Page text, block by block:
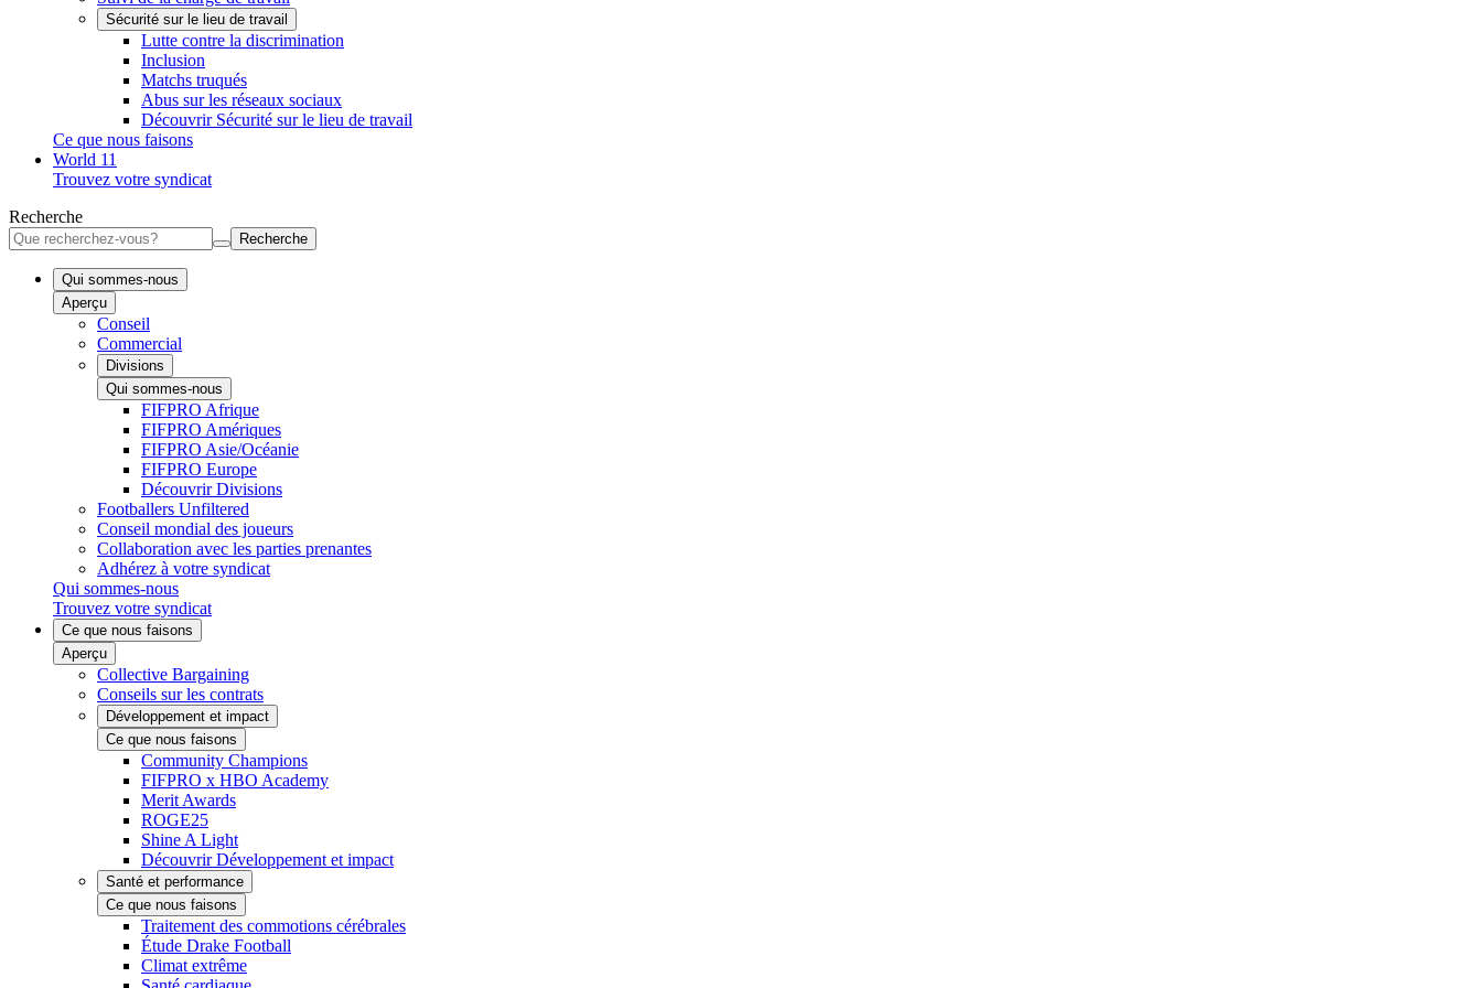
Sécurité sur le lieu de travail
Lutte contre la discrimination
Inclusion
Matchs truqués
Abus sur les réseaux sociaux
Découvrir Sécurité sur le lieu de travail
Ce que nous faisons
World 11
Trouvez votre syndicat
Recherche
Recherche
Qui sommes-nous
Aperçu
Conseil
Commercial
Divisions
Qui sommes-nous
FIFPRO Afrique
FIFPRO Amériques
FIFPRO Asie/Océanie
FIFPRO Europe
Découvrir Divisions
Footballers Unfiltered
Conseil mondial des joueurs
Collaboration avec les parties prenantes
Adhérez à votre syndicat
Qui sommes-nous
Trouvez votre syndicat
Ce que nous faisons
Aperçu
Collective Bargaining
Conseils sur les contrats
Développement et impact
Ce que nous faisons
Community Champions
FIFPRO x HBO Academy
Merit Awards
ROGE25
Shine A Light
Découvrir Développement et impact
Santé et performance
Ce que nous faisons
Traitement des commotions cérébrales
Étude Drake Football
Climat extrême